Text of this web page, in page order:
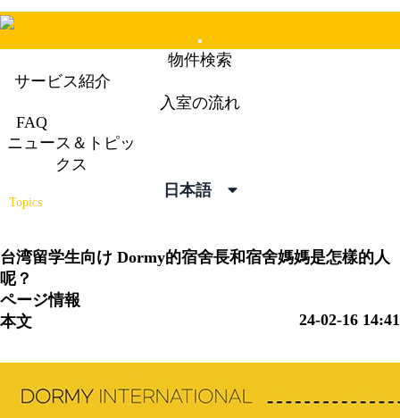
Mobile
Menu
物件検索
サービス紹介
入室の流れ
FAQ
ニュース＆トピッ
クス
日本語
ニュース＆トピックス
Topics
台湾留学生向け Dormy的宿舍長和宿舍媽媽是怎樣的人
呢？
ページ情報
24-02-16 14:41
本文